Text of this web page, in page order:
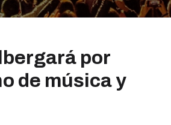
por
de música y